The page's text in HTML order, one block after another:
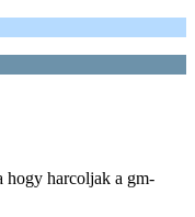
hogy harcoljak a gm-